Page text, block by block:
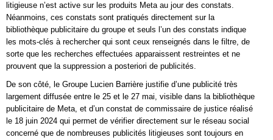
litigieuse n’est active sur les produits Meta au jour des constats.
Néanmoins, ces constats sont pratiqués directement sur la
bibliothèque publicitaire du groupe et seuls l’un des constats indique
les mots-clés à rechercher qui sont ceux renseignés dans le filtre, de
sorte que les recherches effectuées apparaissent restreintes et ne
prouvent que la suppression a posteriori de publicités.
De son côté, le Groupe Lucien Barrière justifie d’une publicité très
largement diffusée entre le 25 et le 27 mai, visible dans la bibliothèque
publicitaire de Meta, et d’un constat de commissaire de justice réalisé
le 18 juin 2024 qui permet de vérifier directement sur le réseau social
concerné que de nombreuses publicités litigieuses sont toujours en